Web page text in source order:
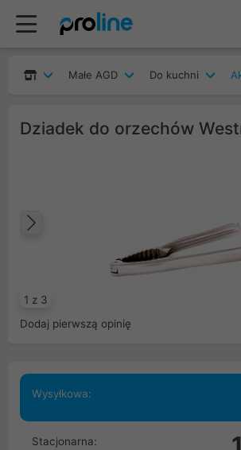
Małe AGD Do kuchni
Dziadek do orzechów
1 z 3
Dodaj pierwszą opinię
Wysyłkowa:
Stacjonarna: